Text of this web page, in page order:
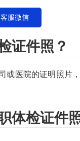
服微信
证件照？
或医院的证明照片
体检证件